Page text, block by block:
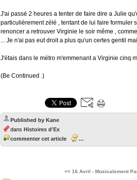
J'ai passé 2 heures a tenter de faire dire a Julie
particulièrement zélé , tentant de lui faire formuler
renoncer a retrouver Virginie le soir même ,
... Je n'ai pas eut droit a plus qu'un certes gentil
J'étais dans le métro m'emmenant a Virginie cinq
(Be Continued .)
Published by Kane
dans Histoires d'Ex
commenter cet article
…
<< 16 Avril - Musicalement